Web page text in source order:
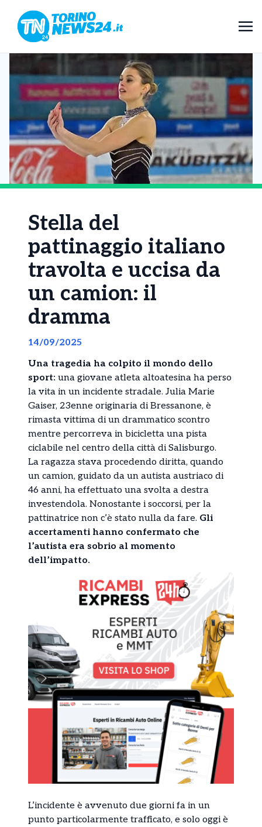
Stella del
pattinaggio italiano
travolta e uccisa da
un camion: il
dramma
14/09/2025
Una tragedia ha colpito il mondo dello
sport: una giovane atleta altoatesina ha perso
la vita in un incidente stradale. Julia Marie
Gaiser, 23enne originaria di Bressanone, è
rimasta vittima di un drammatico scontro
mentre percorreva in bicicletta una pista
ciclabile nel centro della città di Salisburgo.
La ragazza stava procedendo diritta, quando
un camion, guidato da un autista austriaco di
46 anni, ha effettuato una svolta a destra
investendola. Nonostante i soccorsi, per la
pattinatrice non c’è stato nulla da fare. Gli
accertamenti hanno confermato che
l’autista era sobrio al momento
dell’impatto.
L’incidente è avvenuto due giorni fa in un
punto particolarmente trafficato, e solo oggi è